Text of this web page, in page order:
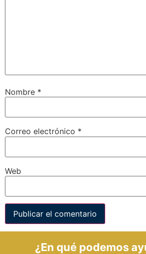
Nombre *
Correo electrónico *
Web
¿En qué podemos